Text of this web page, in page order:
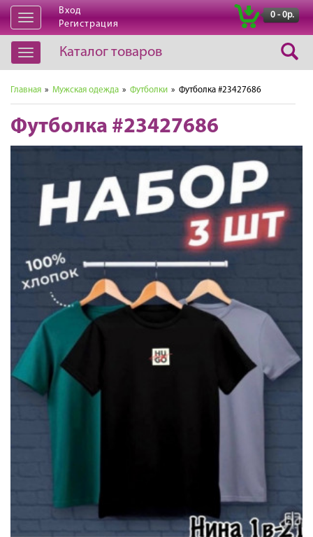
Открыть
навигацию
Вход
Регистрация
0 - 0р.
Открыть
навигацию
Каталог товаров
Главная » Мужская одежда » Футболки » Футболка #23427686
Футболка #23427686